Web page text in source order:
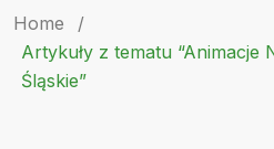
Home
/
Artykuły z tematu “Animacje
Śląskie”